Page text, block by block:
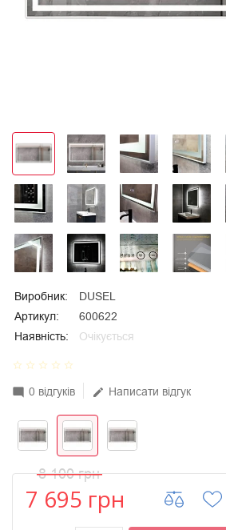
Виробник:
DUSEL
Артикул:
600622
Наявність:
Очікується
star_border star_border star_border star_border star_border
mode_comment 0 відгуків edit Написати відгук
8 100 грн
7 695 грн